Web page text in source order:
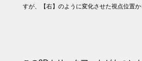
すが、【右】のように変化させた視点位置